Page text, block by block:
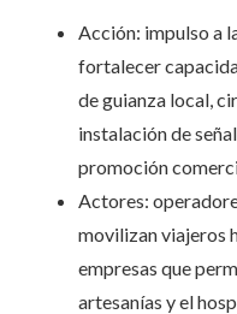
Acción: impulso a
fortalecer
de guianza local,
instalación de
promoción
Actores:
movilizan viajeros
empresas que
artesanías y el